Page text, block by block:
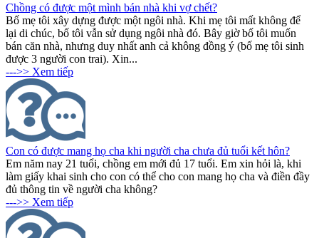
Chồng có được một mình bán nhà khi vợ chết?
Bố mẹ tôi xây dựng được một ngôi nhà. Khi mẹ tôi mất không để
lại di chúc, bố tôi vẫn sử dụng ngôi nhà đó. Bây giờ bố tôi muốn
bán căn nhà, nhưng duy nhất anh cả không đồng ý (bố mẹ tôi sinh
được 3 người con trai). Xin...
--->> Xem tiếp
Con có được mang họ cha khi người cha chưa đủ tuổi kết hôn?
Em năm nay 21 tuổi, chồng em mới đủ 17 tuổi. Em xin hỏi là, khi
làm giấy khai sinh cho con có thể cho con mang họ cha và điền đầy
đủ thông tin về người cha không?
--->> Xem tiếp